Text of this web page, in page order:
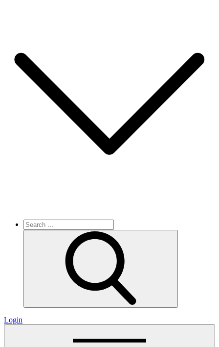
Search
for:
Login